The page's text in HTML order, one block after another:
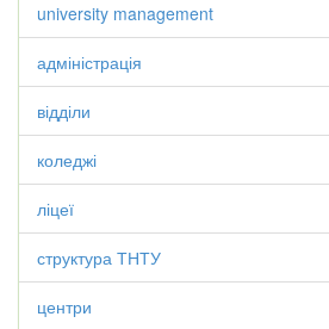
university management
адміністрація
відділи
коледжі
ліцеї
структура ТНТУ
центри